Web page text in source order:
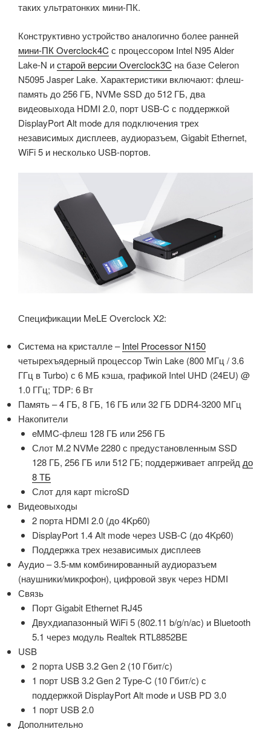
таких ультратонких мини-ПК.
Конструктивно устройство аналогично более ранней
мини-ПК Overclock4C с процессором Intel N95 Alder
Lake-N истарой версии Overclock3C на базе Celeron
N5095 Jasper Lake. Характеристики включают: флеш-
память до 256 ГБ, NVMe SSD до 512 ГБ, два
видеовыхода HDMI 2.0, порт USB-C с поддержкой
DisplayPort Alt mode для подключения трех
независимых дисплеев, аудиоразъем, Gigabit Ethernet,
WiFi 5 и несколько USB-портов.
Спецификации MeLE Overclock X2:
Система на кристалле –Intel Processor N150
четырехъядерный процессор Twin Lake (800 МГц / 3.6
ГГц в Turbo) с 6 МБ кэша, графикой Intel UHD (24EU) @
1.0 ГГц; TDP: 6 Вт
Память – 4 ГБ, 8 ГБ, 16 ГБ или 32 ГБ DDR4-3200 МГц
Накопители
eMMC-флеш 128 ГБ или 256 ГБ
Слот M.2 NVMe2280с предустановленным SSD
128 ГБ, 256 ГБ или 512 ГБ; поддерживает апгрейд до
8 ТБ
Слот для карт microSD
Видеовыходы
2 порта HDMI 2.0 (до 4Kp60)
DisplayPort 1.4 Alt mode через USB-C (до 4Kp60)
Поддержка трех независимых дисплеев
Аудио – 3.5-мм комбинированный аудиоразъем
(наушники/микрофон), цифровой звук через HDMI
Связь
Порт Gigabit Ethernet RJ45
Двухдиапазонный WiFi 5 (802.11 b/g/n/ac) и Bluetooth
5.1 через модуль Realtek RTL8852BE
USB
2 порта USB 3.2 Gen 2 (10 Гбит/с)
1 порт USB 3.2 Gen 2 Type-C (10 Гбит/с) с
поддержкой DisplayPort Alt mode и USB PD 3.0
1 порт USB 2.0
Дополнительно